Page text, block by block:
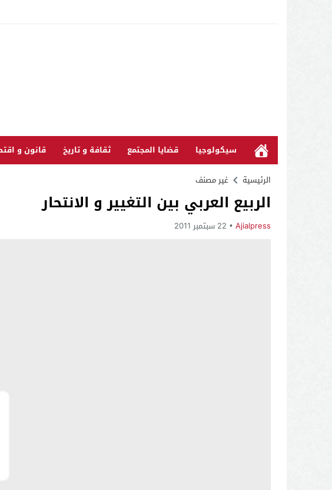
سيكولوجيا قضايا المجتمع ثقافة و تاريخ قانون و
الرئيسية غير مصنف
الربيع العربي بين التغيير و الانتحار
Ajialpress 22 سبتمبر 2011